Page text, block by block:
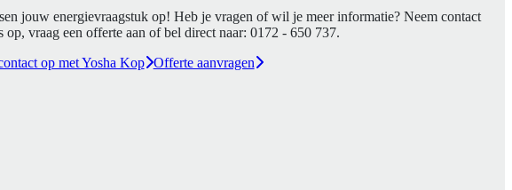
jouw energievraagstuk op! Heb je vragen of wil je meer informatie? Neem contact
op, vraag een offerte aan of bel direct naar: 0172 - 650 737.
op met Yosha Kop Offerte aanvragen